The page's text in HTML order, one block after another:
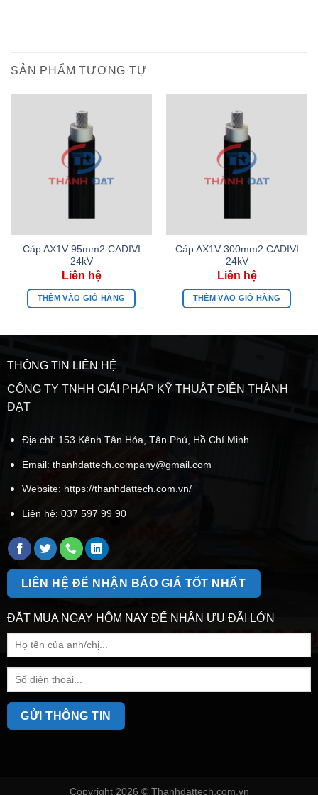
SẢN PHẨM TƯƠNG TỰ
Cáp AX1V 95mm2 CADIVI
24kV
THÊM VÀO GIỎ HÀNG
Cáp AX1V 300mm2 CADIVI
24kV
THÊM VÀO GIỎ HÀNG
THÔNG TIN LIÊN HỆ
CÔNG TY TNHH GIẢI PHÁP KỸ THUẬT ĐIỆN THÀNH
ĐẠT
Địa chỉ: 153 Kênh Tân Hóa, Tân Phú, Hồ Chí Minh
Email: thanhdattech.company@gmail.com
Website: https://thanhdattech.com.vn/
Liên hệ: 037 597 99 90
LIÊN HỆ ĐỂ NHẬN BÁO GIÁ TỐT NHẤT
ĐẶT MUA NGAY HÔM NAY ĐỂ NHẬN ƯU ĐÃI LỚN
Copyright 2026 © Thanhdattech.com.vn